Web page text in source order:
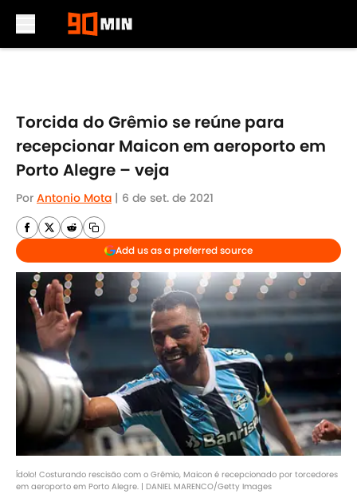
Torcida do Grêmio se reúne para
recepcionar Maicon em aeroporto em
Porto Alegre – veja
Por Antonio Mota | 6 de set. de 2021
Add us as a preferred source
Ídolo! Costurando rescisão com o Grêmio, Maicon é recepcionado por torcedores
em aeroporto em Porto Alegre. | DANIEL MARENCO/Getty Images